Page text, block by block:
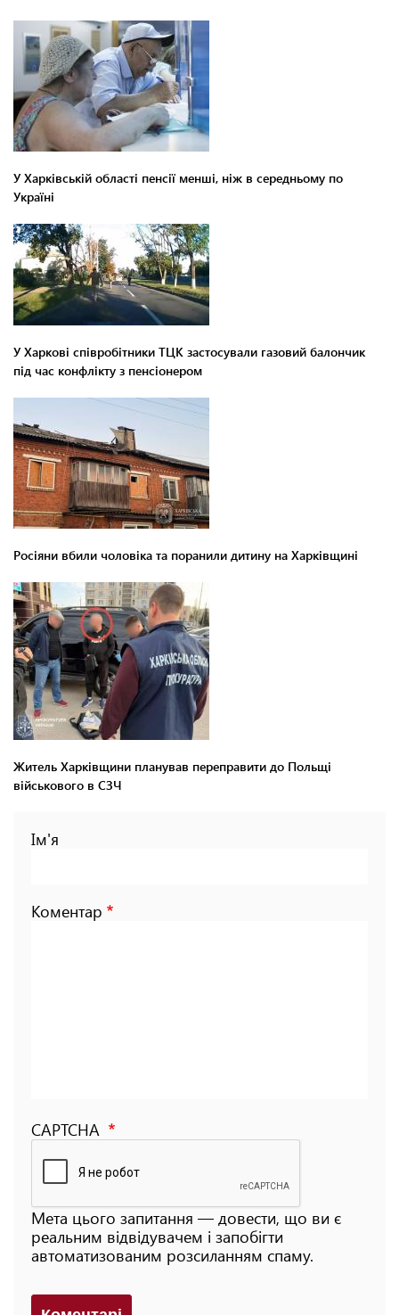
У Харківській області пенсії менші, ніж в середньому по
Україні
У Харкові співробітники ТЦК застосували газовий балончик
під час конфлікту з пенсіонером
Росіяни вбили чоловіка та поранили дитину на Харківщині
Житель Харківщини планував переправити до Польщі
військового в СЗЧ
Ім'я
Коментар
CAPTCHA
Мета цього запитання — довести, що ви є
реальним відвідувачем і запобігти
автоматизованим розсиланням спаму.